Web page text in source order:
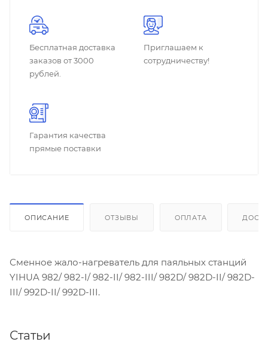
Бесплатная доставка
заказов от 3000
рублей.
Приглашаем к
сотрудничеству!
Гарантия качества
прямые поставки
ОПИСАНИЕ ОТЗЫВЫ ОПЛАТА
Сменное жало-нагреватель для паяльных станций
YIHUA 982/ 982-I/ 982-II/ 982-III/ 982D/ 982D-II/ 982D-
III/ 992D-II/ 992D-III.
Статьи